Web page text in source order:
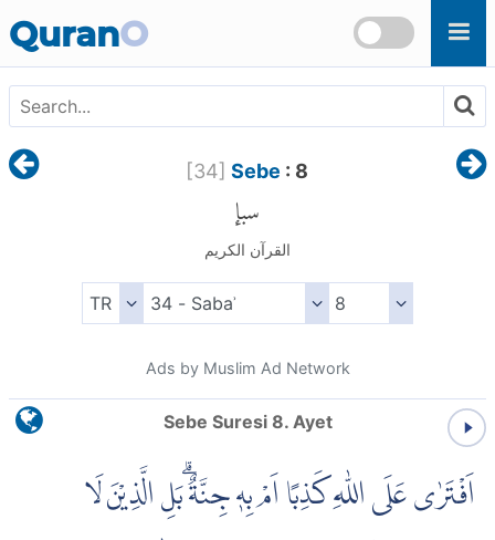
QuranO
[34] Sebe : 8
سبإ
القرآن الكريم
Ads by Muslim Ad Network
Sebe Suresi 8. Ayet
اَفْتَرٰى عَلَى اللّٰهِ كَذِبًا اَمْ بِهٖ جِنَّةٌ ۗبَلِ الَّذِيْنَ لَا